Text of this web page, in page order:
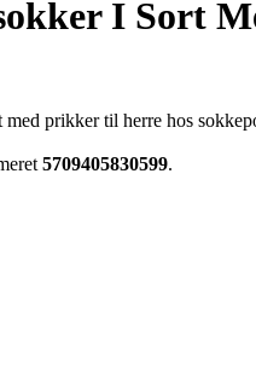
I Sort
prikker til herre hos
5709405830599.